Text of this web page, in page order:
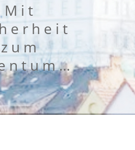
Mit
zum